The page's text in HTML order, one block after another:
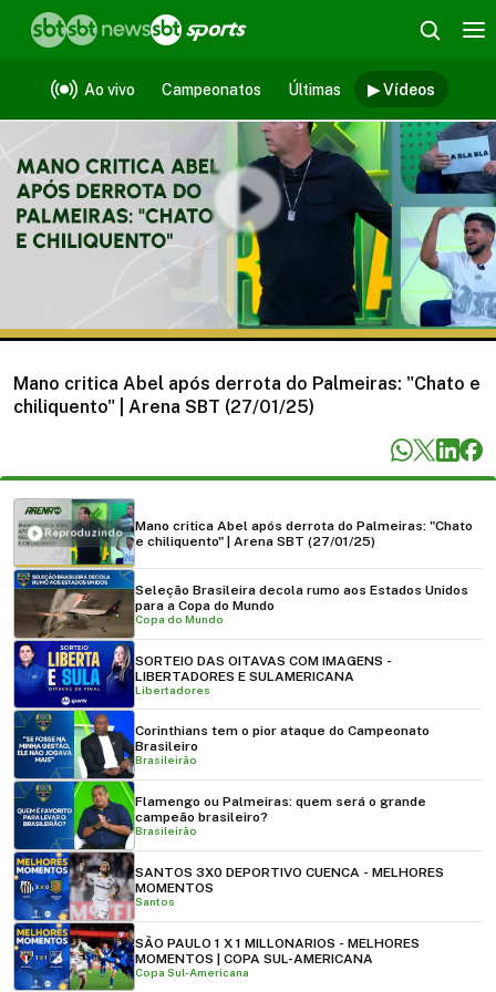
Ao vivo Campeonatos Últimas ▶ Vídeos
Vídeos
Mano critica Abel após derrota do Palmeiras: "Chato e
chiliquento" | Arena SBT (27/01/25)
Reproduzindo
Mano critica Abel após derrota do Palmeiras: "Chato
e chiliquento" | Arena SBT (27/01/25)
Seleção Brasileira decola rumo aos Estados Unidos
para a Copa do Mundo
Copa do Mundo
SORTEIO DAS OITAVAS COM IMAGENS -
LIBERTADORES E SULAMERICANA
Libertadores
Corinthians tem o pior ataque do Campeonato
Brasileiro
Brasileirão
Flamengo ou Palmeiras: quem será o grande
campeão brasileiro?
Brasileirão
SANTOS 3X0 DEPORTIVO CUENCA - MELHORES
MOMENTOS
Santos
SÃO PAULO 1 X 1 MILLONARIOS - MELHORES
MOMENTOS | COPA SUL-AMERICANA
Copa Sul-Americana